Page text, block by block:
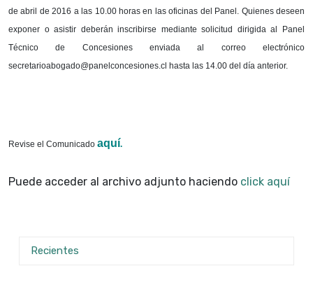
de abril de 2016 a las 10.00 horas en las oficinas del Panel. Quienes deseen
exponer o asistir deberán inscribirse mediante solicitud dirigida al Panel
Técnico de Concesiones enviada al correo electrónico
secretarioabogado@panelconcesiones.cl hasta las 14.00 del día anterior.
Revise el Comunicado aquí.
Puede acceder al archivo adjunto haciendo click aquí
Recientes